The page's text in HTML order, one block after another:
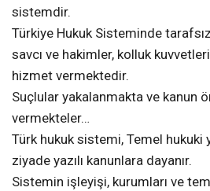
sistemdir.
Türkiye Hukuk Sisteminde
savcı ve hakimler, kolluk
hizmet vermektedir.
Suçlular yakalanmakta ve kanun
vermekteler…
Türk hukuk sistemi, Temel hukuki
ziyade yazılı kanunlara dayanır.
Sistemin işleyişi, kurumları ve